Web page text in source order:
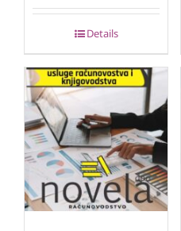
Details